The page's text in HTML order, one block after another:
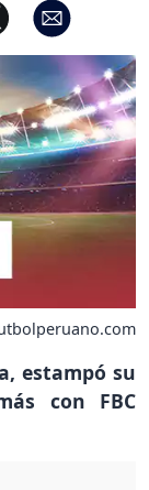
estampó su
con FBC